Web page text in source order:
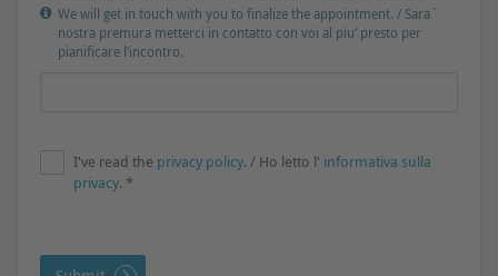
We will get in touch with you to finalize the appointment. / Sara`
nostra premura metterci in contatto con voi al piu’ presto per
pianificare l’incontro.
I've read the privacy policy. / Ho letto l' informativa sulla
privacy. *